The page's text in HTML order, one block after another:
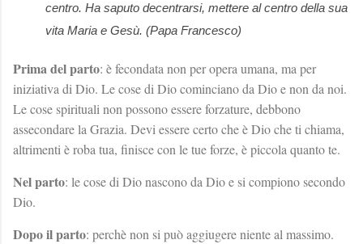
centro. Ha saputo decentrarsi, mettere al centro della sua
vita Maria e Gesù. (Papa Francesco)
Prima del parto: è fecondata non per opera umana, ma per
iniziativa di Dio. Le cose di Dio cominciano da Dio e non da noi.
Le cose spirituali non possono essere forzature, debbono
assecondare la Grazia. Devi essere certo che è Dio che ti chiama,
altrimenti è roba tua, finisce con le tue forze, è piccola quanto te.
Nel parto: le cose di Dio nascono da Dio e si compiono secondo
Dio.
Dopo il parto: perchè non si può aggiugere niente al massimo.